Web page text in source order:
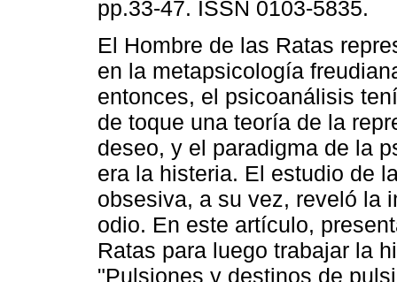
pp.33-47. ISSN 0103-5835.
El Hombre de las Ratas
en la metapsicología
entonces, el psicoanálisis
de toque una teoría de la
deseo, y el paradigma de la
era la histeria. El estudio de
obsesiva, a su vez, reveló la
odio. En este artículo,
Ratas para luego trabajar la
"Pulsiones y destinos de